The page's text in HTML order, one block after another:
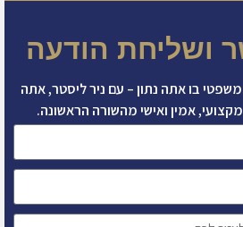
ושליחת הודעה
בו אתה נתון – עם ניר ליסטר, אתה
אמין ואישי מהשורה הראשונה.